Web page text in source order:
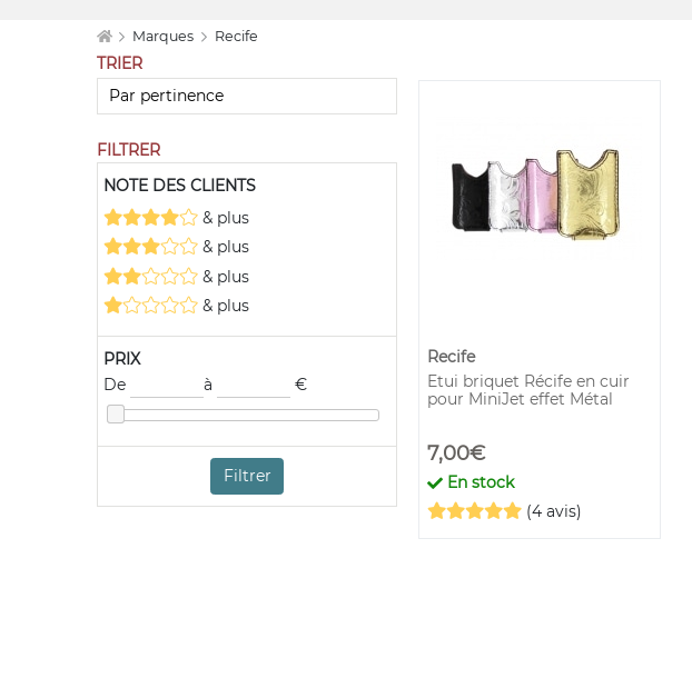
Marques Recife
TRIER
FILTRER
NOTE DES CLIENTS
& plus
& plus
& plus
& plus
PRIX
De
à €
Filtrer
Recife
Etui briquet Récife en cuir
pour MiniJet effet Métal
7,00€
En stock
(4 avis)